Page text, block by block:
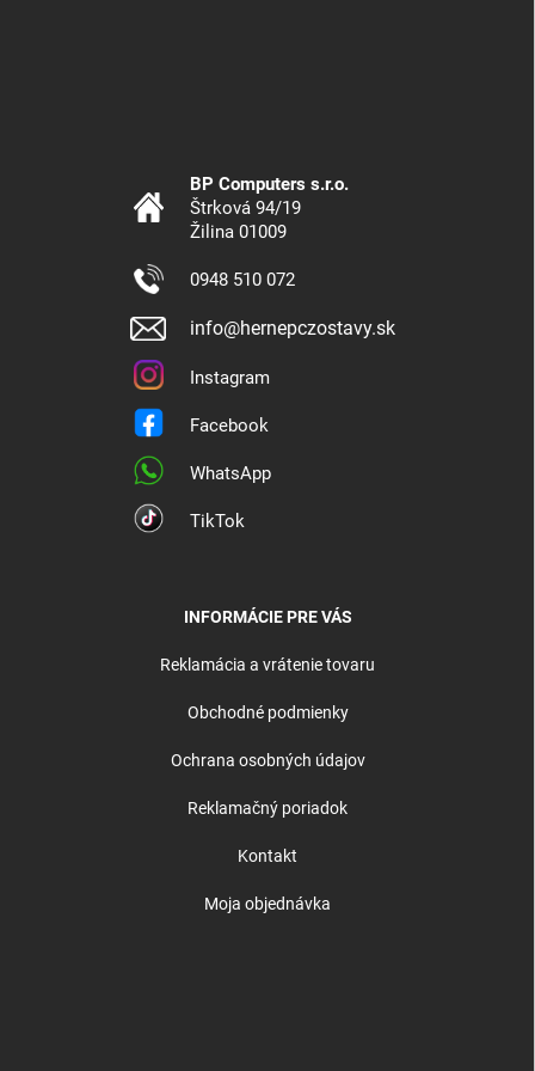
BP Computers s.r.o.
Štrková 94/19
Žilina 01009
0948 510 072
info@hernepczostavy.sk
Instagram
Facebook
WhatsApp
TikTok
INFORMÁCIE PRE VÁS
Reklamácia a vrátenie tovaru
Obchodné podmienky
Ochrana osobných údajov
Reklamačný poriadok
Kontakt
Moja objednávka